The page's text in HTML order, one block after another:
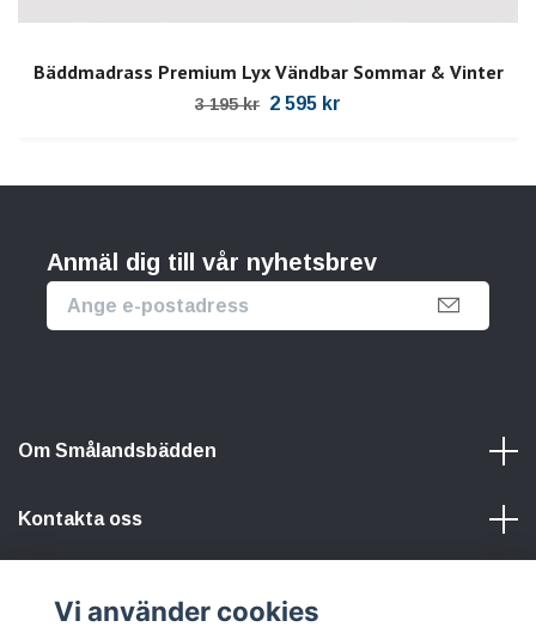
Bäddmadrass Premium Lyx Vändbar Sommar & Vinter
3 195 kr 2 595 kr
Anmäl dig till vår nyhetsbrev
Om Smålandsbädden
Kontakta oss
Vi använder cookies